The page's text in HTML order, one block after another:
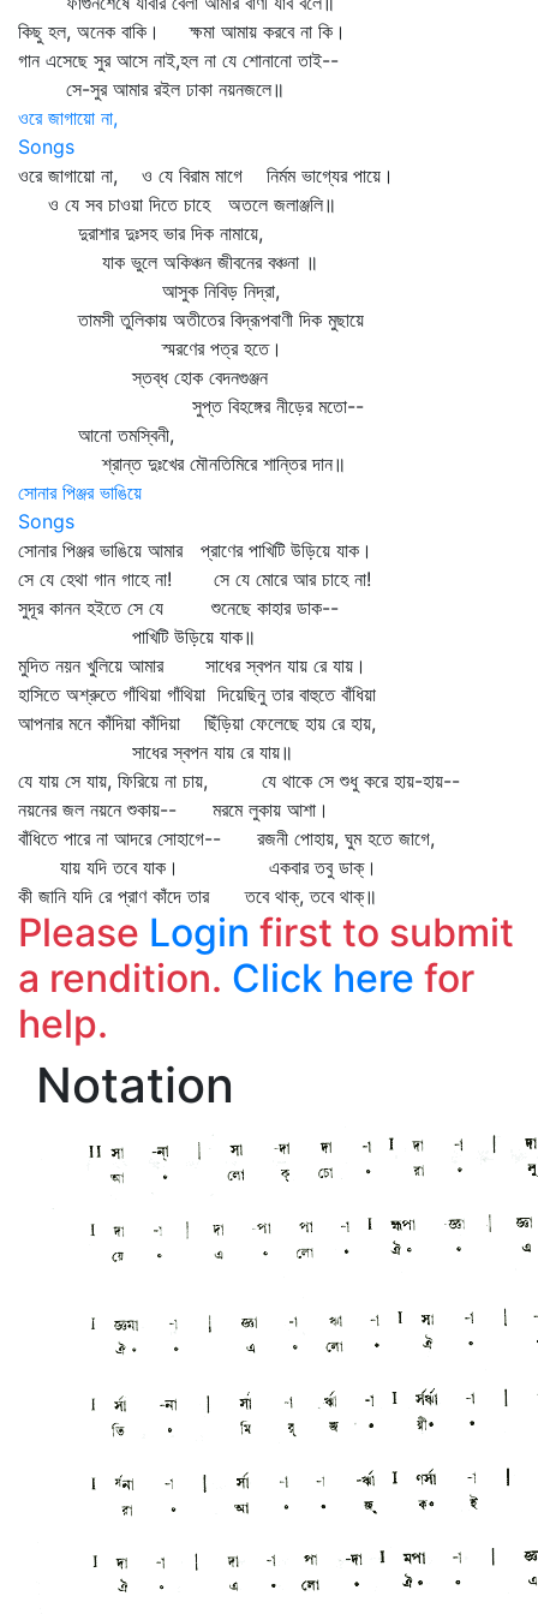
কিছু হল, অনেক বাকি। ক্ষমা আমায় করবে না কি।
গান এসেছে সুর আসে নাই,হল না যে শোনানো তাই--
সে-সুর আমার রইল ঢাকা নয়নজলে॥
ওরে জাগায়ো না,
Songs
ওরে জাগায়ো না, ও যে বিরাম মাগে নির্মম ভাগ্যের পায়ে।
ও যে সব চাওয়া দিতে চাহে অতলে জলাঞ্জলি॥
দুরাশার দুঃসহ ভার দিক নামায়ে,
যাক ভুলে অকিঞ্চন জীবনের বঞ্চনা ॥
আসুক নিবিড় নিদ্রা,
তামসী তুলিকায় অতীতের বিদ্রূপবাণী দিক মুছায়ে
স্মরণের পত্র হতে।
স্তব্ধ হোক বেদনগুঞ্জন
সুপ্ত বিহঙ্গের নীড়ের মতো--
আনো তমস্বিনী,
শ্রান্ত দুঃখের মৌনতিমিরে শান্তির দান॥
সোনার পিঞ্জর ভাঙিয়ে
Songs
সোনার পিঞ্জর ভাঙিয়ে আমার প্রাণের পাখিটি উড়িয়ে যাক।
সে যে হেথা গান গাহে না! সে যে মোরে আর চাহে না!
সুদূর কানন হইতে সে যে শুনেছে কাহার ডাক--
পাখিটি উড়িয়ে যাক॥
মুদিত নয়ন খুলিয়ে আমার সাধের স্বপন যায় রে যায়।
হাসিতে অশ্রুতে গাঁথিয়া গাঁথিয়া দিয়েছিনু তার বাহুতে বাঁধিয়া
আপনার মনে কাঁদিয়া কাঁদিয়া ছিঁড়িয়া ফেলেছে হায় রে হায়,
সাধের স্বপন যায় রে যায়॥
যে যায় সে যায়, ফিরিয়ে না চায়, যে থাকে সে শুধু করে হায়-হায়--
নয়নের জল নয়নে শুকায়-- মরমে লুকায় আশা।
বাঁধিতে পারে না আদরে সোহাগে-- রজনী পোহায়, ঘুম হতে জাগে,
যায় যদি তবে যাক। একবার তবু ডাক্‌।
কী জানি যদি রে প্রাণ কাঁদে তার তবে থাক্‌, তবে থাক্‌॥
Please Login first to submit
a rendition. Click here for
help.
Notation